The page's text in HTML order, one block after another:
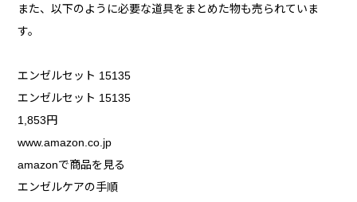
また、以下のように必要な道具をまとめた物も売られていま
す。
エンゼルセット 15135
エンゼルセット 15135
1,853円
www.amazon.co.jp
amazonで商品を見る
エンゼルケアの手順